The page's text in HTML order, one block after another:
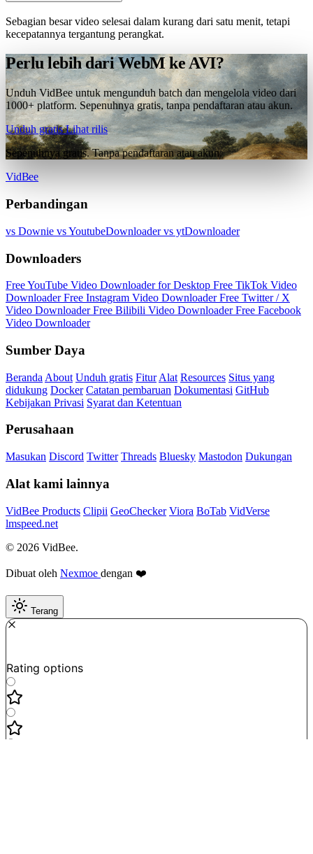
Sebagian besar video selesai dalam kurang dari satu menit, tetapi
kecepatannya tergantung perangkat.
Perlu lebih dari WebM ke AVI?
Unduh VidBee untuk mengunduh batch dan mengelola video dari
1000+ platform. Sepenuhnya gratis, tanpa pendaftaran atau akun.
Unduh gratisLihat rilis
Sepenuhnya gratis. Tanpa pendaftaran atau akun.
VidBee
Perbandingan
vs Downie vs YoutubeDownloadervs ytDownloader
Downloaders
Free YouTube Video Downloader for Desktop Free TikTok Video
DownloaderFree Instagram Video DownloaderFree Twitter / X
Video DownloaderFree Bilibili Video DownloaderFree Facebook
Video Downloader
Sumber Daya
Beranda About Unduh gratis Fitur Alat Resources Situs yang
didukung Docker Catatan pembaruan Dokumentasi GitHub
Kebijakan Privasi Syarat dan Ketentuan
Perusahaan
Masukan Discord Twitter Threads Bluesky Mastodon Dukungan
Alat kami lainnya
VidBee Products Clipii GeoChecker Viora BoTab VidVerse
lmspeed.net
© 2026 VidBee.
Dibuat oleh Nexmoe dengan ❤️
Terang
Rating options